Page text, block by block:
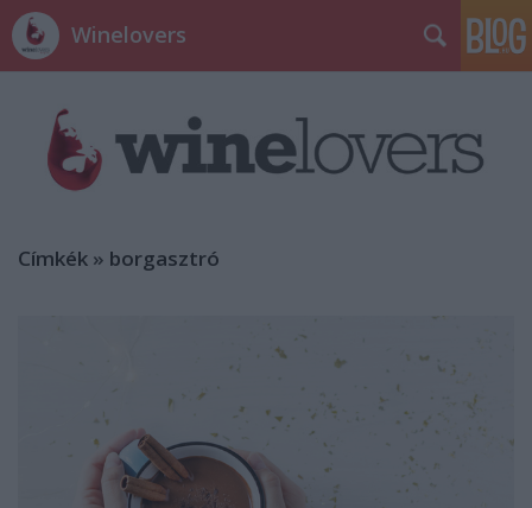
Winelovers
Címkék » borgasztró